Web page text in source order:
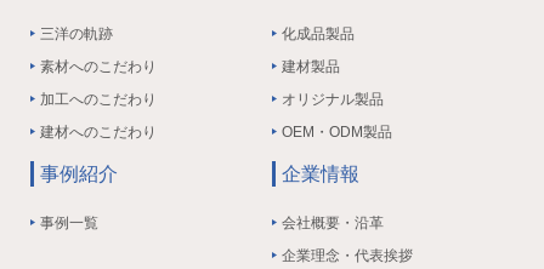
三洋の軌跡
素材へのこだわり
加工へのこだわり
建材へのこだわり
化成品製品
建材製品
オリジナル製品
OEM・ODM製品
事例紹介
事例一覧
企業情報
会社概要・沿革
企業理念・代表挨拶